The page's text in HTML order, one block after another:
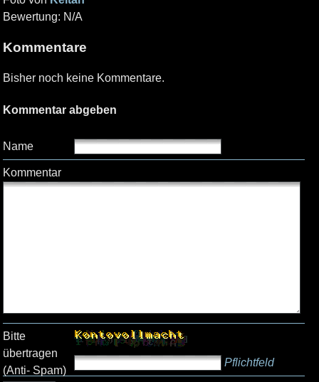
Bewertung: N/A
Kommentare
Bisher noch keine Kommentare.
Kommentar abgeben
Name
Kommentar
Bitte
übertragen
(Anti- Spam)
Pflichtfeld